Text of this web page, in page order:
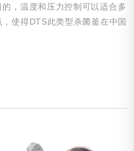
，温度和压力控制可以适合多
使得DTS此类型杀菌釜在中国